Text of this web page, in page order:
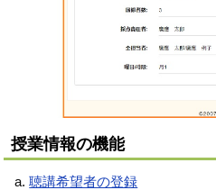
授業情報の機能
聴講希望者の登録